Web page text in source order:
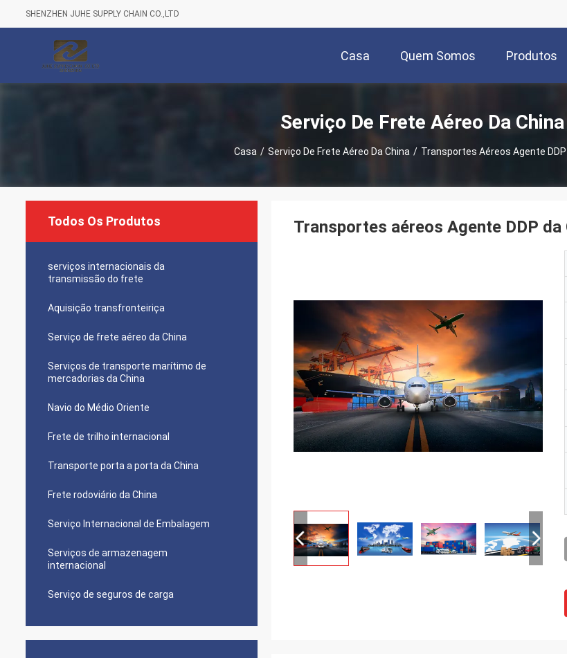
SHENZHEN JUHE SUPPLY CHAIN CO.,LTD
Casa Quem Somos Produtos
Serviço De Frete Aéreo Da
Casa / Serviço De Frete Aéreo Da China / Transportes Aéreos Agente
Todos Os Produtos
serviços internacionais da
transmissão do frete
Aquisição transfronteiriça
Serviço de frete aéreo da China
Serviços de transporte marítimo de
mercadorias da China
Navio do Médio Oriente
Frete de trilho internacional
Transporte porta a porta da China
Frete rodoviário da China
Serviço Internacional de Embalagem
Serviços de armazenagem
internacional
Serviço de seguros de carga
Transportes aéreos Agente DDP da